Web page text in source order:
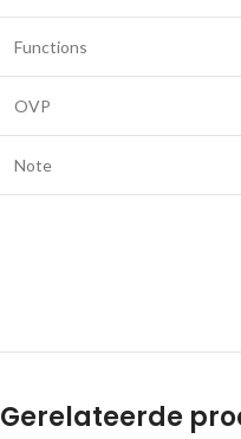
Functions
OVP
Note
Gerelateerde